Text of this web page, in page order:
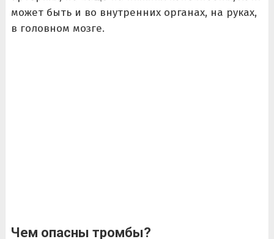
может быть и во внутренних органах, на руках,
в головном мозге.
Чем опасны тромбы?